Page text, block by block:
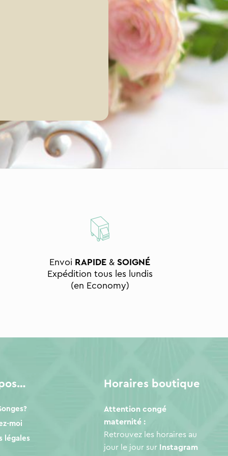
Envoi RAPIDE &SOIGNÉ
Expédition tous les lundis
(en Economy)
moi
légales
Horaires boutique
Attention congé
maternité :
Retrouvez les horaires au
jour le jour sur
Instagram